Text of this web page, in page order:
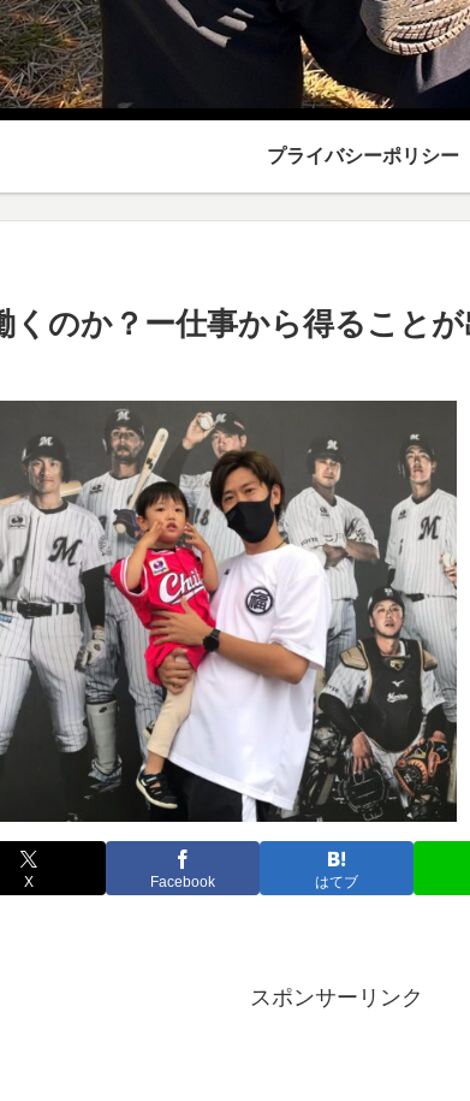
プライバシーポリシー
くのか？ー仕事から得ること
X Facebook はてブ
スポンサーリンク